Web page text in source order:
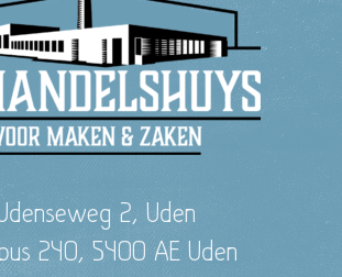
2, Uden
240, 5400 AE Uden